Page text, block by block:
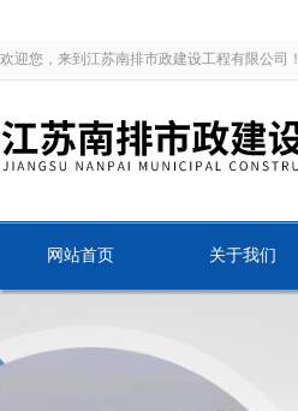
欢迎您，来到江苏南排市政建设工程有限公司！
网站首页 关于我们